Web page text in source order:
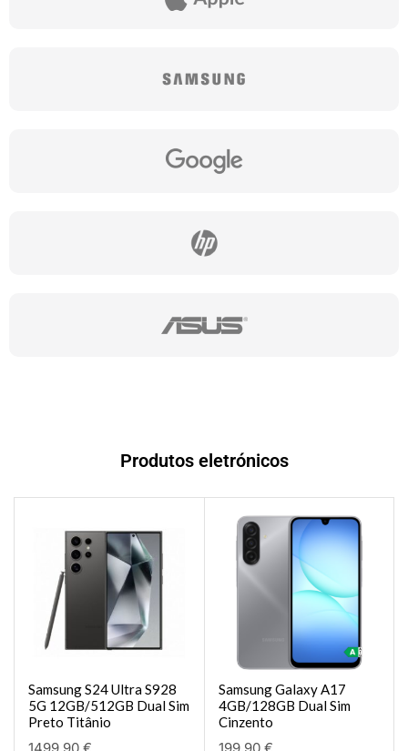
Produtos eletrónicos
Samsung S24 Ultra S928
5G 12GB/512GB Dual Sim
Preto Titânio
Samsung Galaxy A17
4GB/128GB Dual Sim
Cinzento